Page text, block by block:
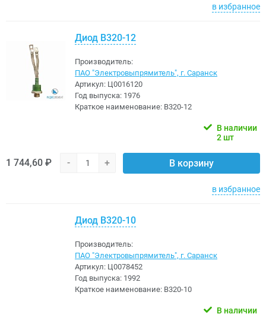
в избранное
Диод В320-12
Производитель:
ПАО "Электровыпрямитель", г. Саранск
Артикул: Ц0016120
Год выпуска: 1976
Краткое наименование: В320-12
В наличии
2 шт
1 744,60 ₽ - + В корзину
в избранное
Диод В320-10
Производитель:
ПАО "Электровыпрямитель", г. Саранск
Артикул: Ц0078452
Год выпуска: 1992
Краткое наименование: В320-10
В наличии